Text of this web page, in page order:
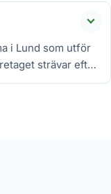
i Lund som utför
strävar efter
att flexibelt